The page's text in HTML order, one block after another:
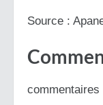
Source :
commentaires